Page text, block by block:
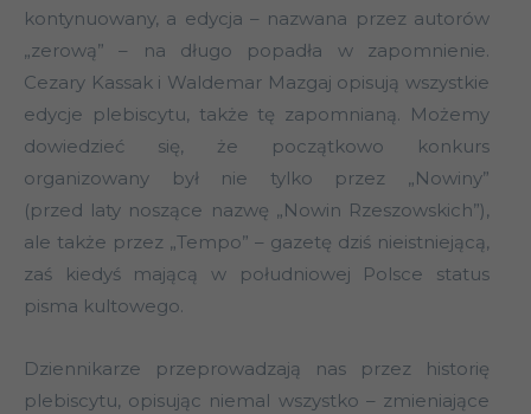
kontynuowany, a edycja – nazwana przez autorów
„zerową” – na długo popadła w zapomnienie.
Cezary Kassak i Waldemar Mazgaj opisują wszystkie
edycje plebiscytu, także tę zapomnianą. Możemy
dowiedzieć się, że początkowo konkurs
organizowany był nie tylko przez „Nowiny”
(przed laty noszące nazwę „Nowin Rzeszowskich”),
ale także przez „Tempo” – gazetę dziś nieistniejącą,
zaś kiedyś mającą w południowej Polsce status
pisma kultowego.
Dziennikarze przeprowadzają nas przez historię
plebiscytu, opisując niemal wszystko – zmieniające